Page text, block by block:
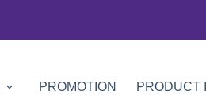
PROMOTION PRODUCT